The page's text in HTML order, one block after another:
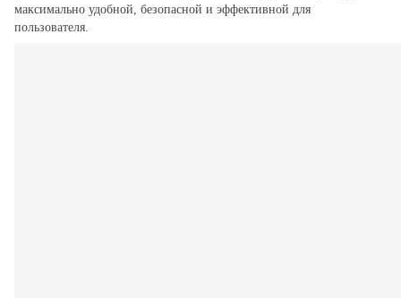
максимально удобной, безопасной и эффективной для
пользователя.